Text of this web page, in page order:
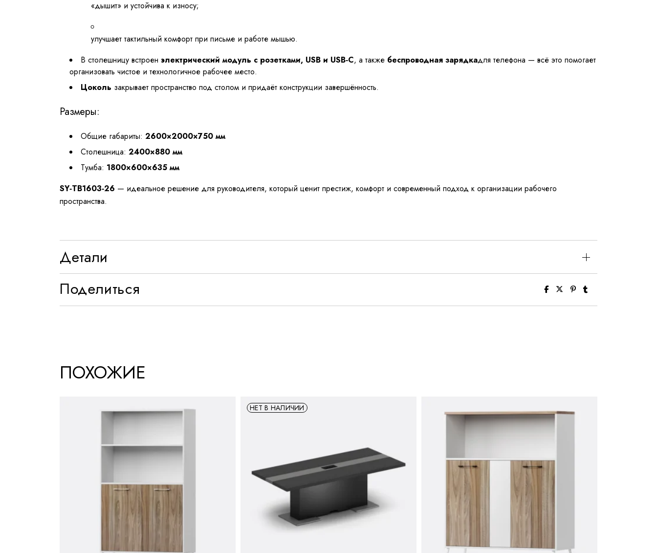
«дышит» и устойчива к износу;
улучшает тактильный комфорт при письме и работе мышью.
В столешницу встроен электрический модуль с розетками, USB и USB‑C, а также беспроводная зарядкадля телефона — всё это помогает
организовать чистое и технологичное рабочее место.
Цоколь закрывает пространство под столом и придаёт конструкции завершённость.
Размеры:
Общие габариты: 2600×2000×750 мм
Столешница: 2400×880 мм
Тумба: 1800×600×635 мм
SY‑TB1603‑26 — идеальное решение для руководителя, который ценит престиж, комфорт и современный подход к организации рабочего
пространства.
Детали
Поделиться
ПОХОЖИЕ
НЕТ В НАЛИЧИИ